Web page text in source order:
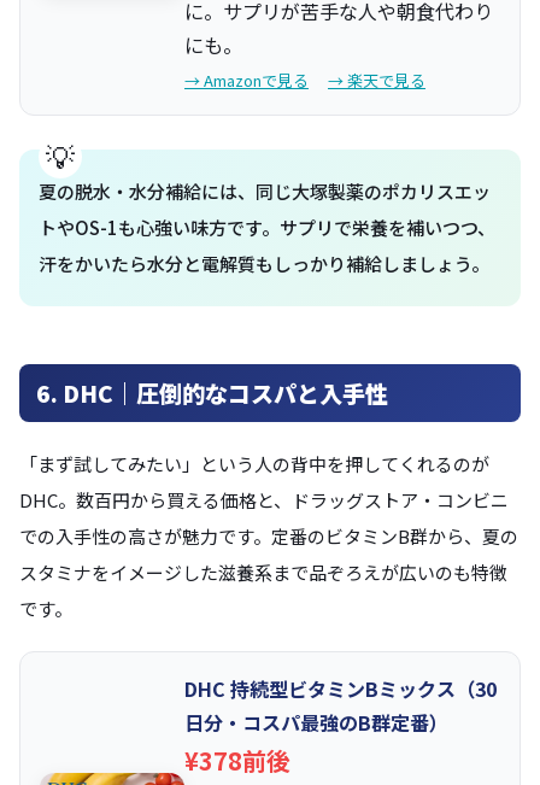
に。サプリが苦手な人や朝食代わり
にも。
→ Amazonで見る → 楽天で見る
夏の脱水・水分補給には、同じ大塚製薬のポカリスエッ
トやOS-1も心強い味方です。サプリで栄養を補いつつ、
汗をかいたら水分と電解質もしっかり補給しましょう。
6. DHC｜圧倒的なコスパと入手性
「まず試してみたい」という人の背中を押してくれるのが
DHC。数百円から買える価格と、ドラッグストア・コンビニ
での入手性の高さが魅力です。定番のビタミンB群から、夏の
スタミナをイメージした滋養系まで品ぞろえが広いのも特徴
です。
DHC 持続型ビタミンBミックス（30
日分・コスパ最強のB群定番）
¥378前後